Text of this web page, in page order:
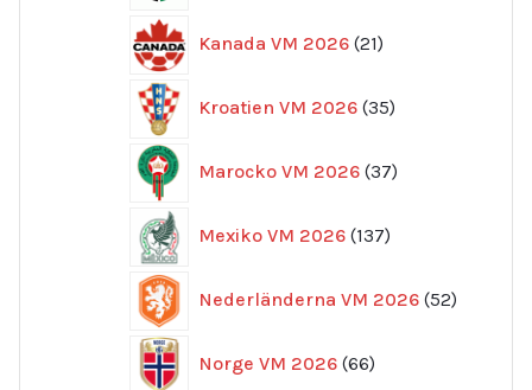
Kanada VM 2026 21
produkter
Kroatien VM 2026 35
produkter
Marocko VM 2026 37
produkter
Mexiko VM 2026 137
produkter
Nederländerna VM 2026 52
Norge VM 2026 66
produkter